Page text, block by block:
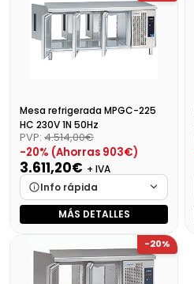
Mesa refrigerada MPGC-225
HC 230V 1N 50Hz
PVP: 4.514,00€
-20% (Ahorras 903€)
3.611,20€ + IVA
Info rápida
Marca
Cargando…
Cargando…
Disponibilidad
Cargando…
MÁS DETALLES
-20%